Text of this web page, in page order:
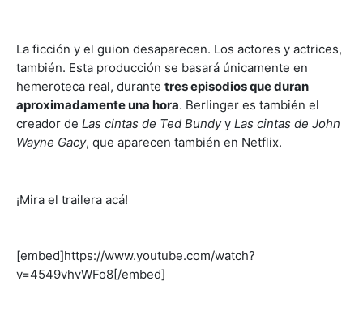
La ficción y el guion desaparecen. Los actores y actrices,
también. Esta producción se basará únicamente en
hemeroteca real, durante tres episodios que duran
aproximadamente una hora. Berlinger es también el
creador de Las cintas de Ted Bundyy Las cintas de John
Wayne Gacy, que aparecen también en Netflix.
¡Mira el trailera acá!
[embed]https://www.youtube.com/watch?
v=4549vhvWFo8[/embed]